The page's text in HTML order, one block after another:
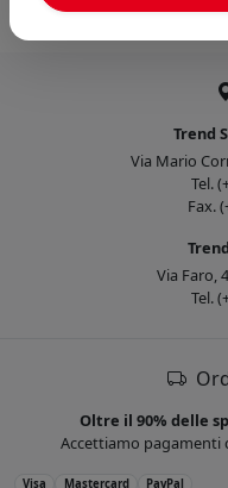
Trend
Via Mario
Tel.
Fax.
Via Faro,
Tel.
Oltre il 90% delle
Accettiamo pagamenti
Visa Mastercard PayPal